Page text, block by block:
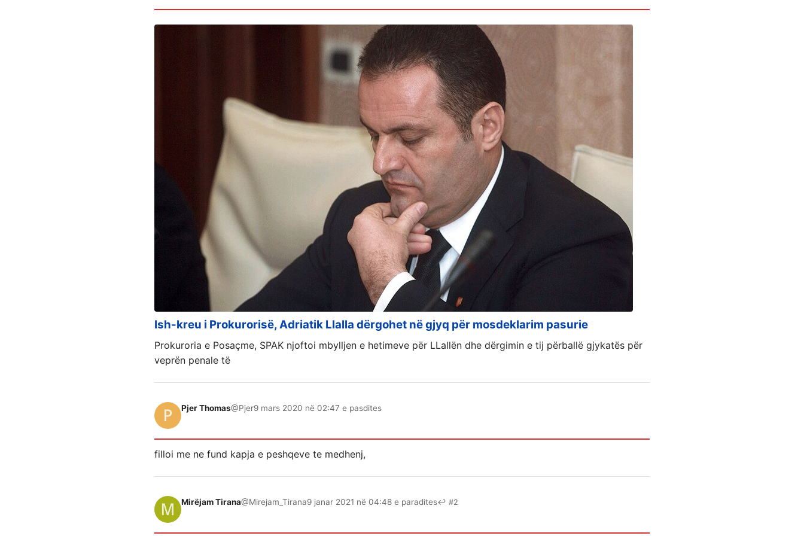
Ish-kreu i Prokurorisë, Adriatik Llalla dërgohet në gjyq për mosdeklarim pasurie
Prokuroria e Posaçme, SPAK njoftoi mbylljen e hetimeve për LLallën dhe dërgimin e tij përballë gjykatës për
veprën penale të
Pjer Thomas@Pjer9 mars 2020 në 02:47 e pasdites
filloi me ne fund kapja e peshqeve te medhenj,
Mirëjam Tirana@Mirejam_Tirana9 janar 2021 në 04:48 e paradites↩ #2